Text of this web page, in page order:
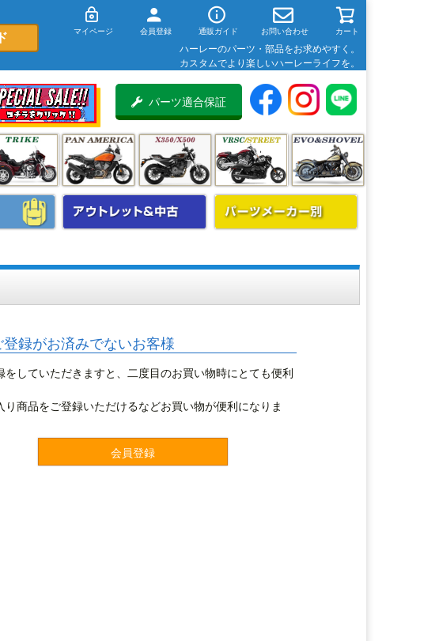
マイページ 会員登録 通販ガイド お問い合わせ カート
ハーレーのパーツ・部品をお求めやすく。
カスタムでより楽しいハーレーライフを。
パーツ適合保証
登録がお済みでないお客様
をしていただきますと、二度目のお買い物時にとても便利
り商品をご登録いただけるなどお買い物が便利になりま
会員登録